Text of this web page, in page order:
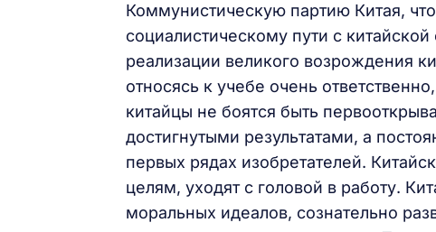
Коммунистическую партию Китая,
социалистическому пути с
реализации великого возрождения
относясь к учебе очень
китайцы не боятся быть
достигнутыми результатами, а
первых рядах изобретателей.
целям, уходят с головой в работу.
моральных идеалов, сознательно